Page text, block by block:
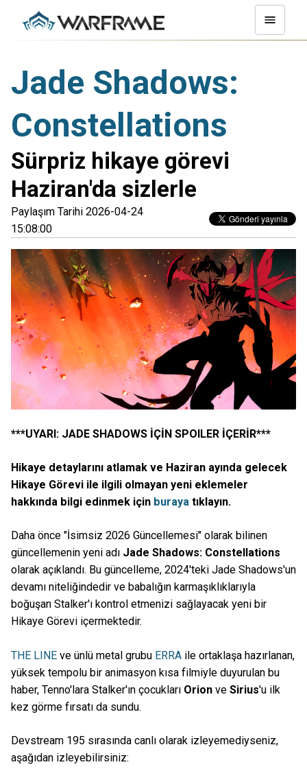
Jade Shadows:
Constellations
Sürpriz hikaye görevi
Haziran'da sizlerle
Paylaşım Tarihi 2026-04-24
15:08:00
***UYARI: JADE SHADOWS İÇİN SPOILER İÇERİR***
Hikaye detaylarını atlamak ve Haziran ayında gelecek
Hikaye Görevi ile ilgili olmayan yeni eklemeler
hakkında bilgi edinmek için buraya tıklayın.
Daha önce "İsimsiz 2026 Güncellemesi" olarak bilinen
güncellemenin yeni adı Jade Shadows: Constellations
olarak açıklandı. Bu güncelleme, 2024'teki Jade Shadows'un
devamı niteliğindedir ve babalığın karmaşıklıklarıyla
boğuşan Stalker'ı kontrol etmenizi sağlayacak yeni bir
Hikaye Görevi içermektedir.
THE LINE ve ünlü metal grubu ERRA ile ortaklaşa hazırlanan,
yüksek tempolu bir animasyon kısa filmiyle duyurulan bu
haber, Tenno'lara Stalker'ın çocukları Orion ve Sirius'u ilk
kez görme fırsatı da sundu.
Devstream 195 sırasında canlı olarak izleyemediyseniz,
aşağıdan izleyebilirsiniz: